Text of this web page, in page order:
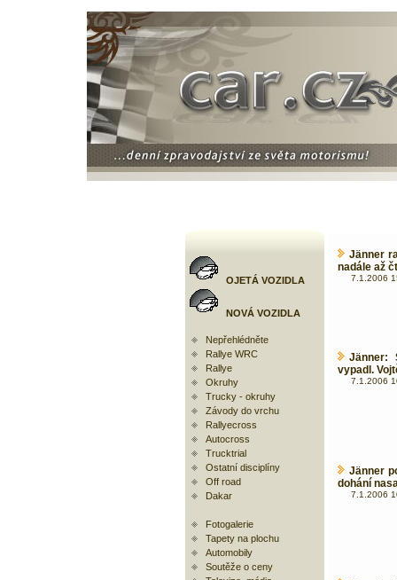
OJETÁ VOZIDLA
NOVÁ VOZIDLA
Nepřehlédněte
Rallye WRC
Rallye
Okruhy
Trucky - okruhy
Závody do vrchu
Rallyecross
Autocross
Trucktrial
Ostatní disciplíny
Off road
Dakar
Fotogalerie
Tapety na plochu
Automobily
Soutěže o ceny
Jänner
nadále až
7.1.2006
Jänner:
vypadl.
7.1.2006
Jänner
dohání
7.1.2006